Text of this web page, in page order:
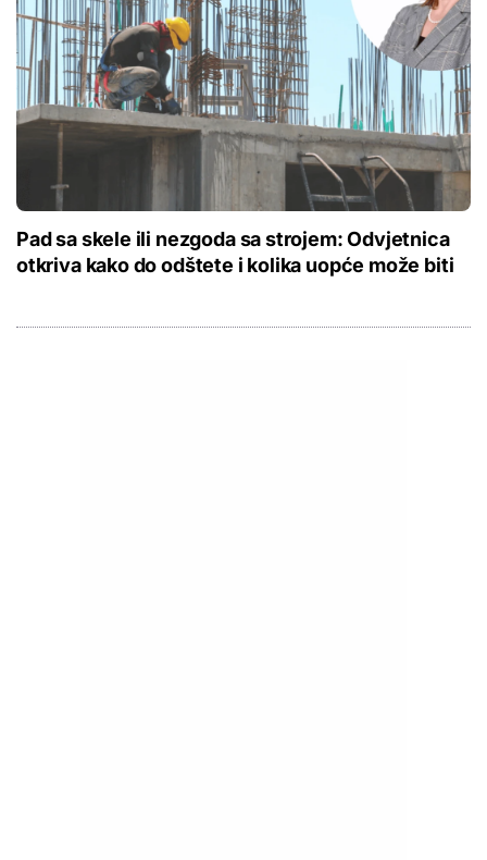
Pad sa skele ili nezgoda sa strojem: Odvjetnica
otkriva kako do odštete i kolika uopće može biti